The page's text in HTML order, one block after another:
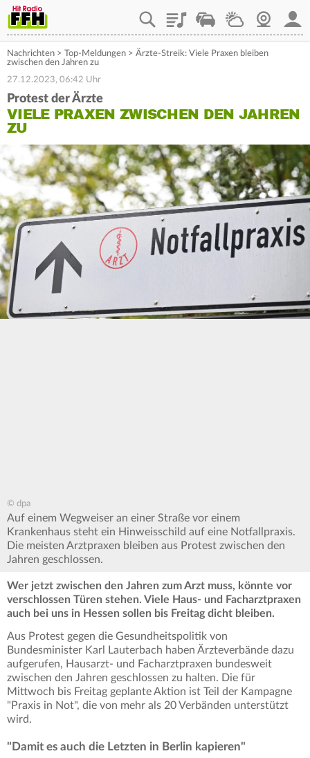
PlaylistStaupilotWetterWebcam
Nachrichten > Top-Meldungen > Ärzte-Streik: Viele Praxen bleiben
zwischen den Jahren zu
27.12.2023, 06:42 Uhr
Protest der Ärzte
VIELE PRAXEN ZWISCHEN DEN JAHREN
ZU
© dpa
Auf einem Wegweiser an einer Straße vor einem
Krankenhaus steht ein Hinweisschild auf eine Notfallpraxis.
Die meisten Arztpraxen bleiben aus Protest zwischen den
Jahren geschlossen.
Wer jetzt zwischen den Jahren zum Arzt muss, könnte vor
verschlossen Türen stehen. Viele Haus- und Facharztpraxen
auch bei uns in Hessen sollen bis Freitag dicht bleiben.
Aus Protest gegen die Gesundheitspolitik von
Bundesminister Karl Lauterbach haben Ärzteverbände dazu
aufgerufen, Hausarzt- und Facharztpraxen bundesweit
zwischen den Jahren geschlossen zu halten. Die für
Mittwoch bis Freitag geplante Aktion ist Teil der Kampagne
"Praxis in Not", die von mehr als 20 Verbänden unterstützt
wird.
"Damit es auch die Letzten in Berlin kapieren"